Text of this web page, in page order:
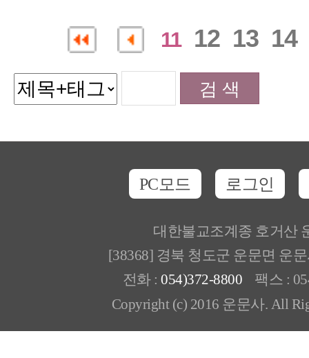
11 12 13 14
PC모드 로그인
대한불교조계종 호거산
[38368] 경북 청도군 운문면 운
전화 : 054)372-8800 팩스 :
Copyright (c) 2016 운문사. All